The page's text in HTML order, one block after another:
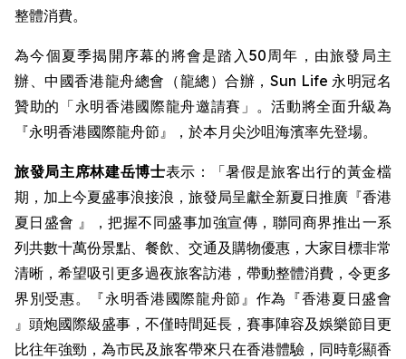
整體消費。
為今個夏季揭開序幕的將會是踏入50周年，由旅發局主
辦、中國香港龍舟總會（龍總）合辦，Sun Life 永明冠名
贊助的「永明香港國際龍舟邀請賽」。活動將全面升級為
『永明香港國際龍舟節』，於本月尖沙咀海濱率先登場。
旅發局主席林建岳博士表示：「暑假是旅客出行的黃金檔
期，加上今夏盛事浪接浪，旅發局呈獻全新夏日推廣『香港
夏日盛會 』，把握不同盛事加強宣傳，聯同商界推出一系
列共數十萬份景點、餐飲、交通及購物優惠，大家目標非常
清晰，希望吸引更多過夜旅客訪港，帶動整體消費，令更多
界別受惠。『永明香港國際龍舟節』作為『香港夏日盛會
』頭炮國際級盛事，不僅時間延長，賽事陣容及娛樂節目更
比往年強勁，為市民及旅客帶來只在香港體驗，同時彰顯香